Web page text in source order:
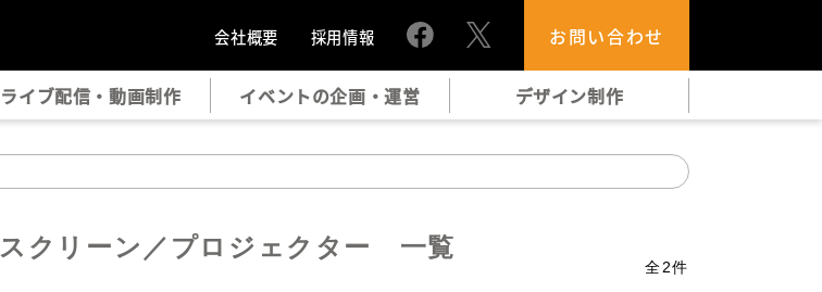
会社概要 採用情報 お問い合わせ
ライブ配信・動画制作 イベントの企画・運営 デザイン制作
スクリーン／プロジェクター 一覧
全2件